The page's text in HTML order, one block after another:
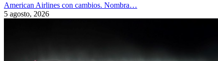
American Airlines con cambios. Nombra…
5 agosto, 2026